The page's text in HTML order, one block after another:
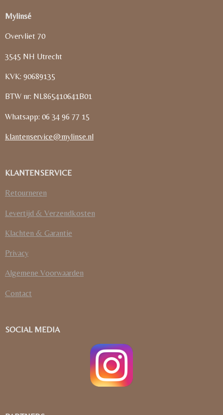
Mylinsé
Overvliet 70
3545 NH Utrecht
KVK: 90689135
BTW nr: NL865410641B01
Whatsapp: 06 34 96 77 15
klantenservice@mylinse.nl
KLANTENSERVICE
Retourneren
Levertijd & Verzendkosten
Klachten & Garantie
Privacy
Algemene Voorwaarden
Contact
SOCIAL MEDIA